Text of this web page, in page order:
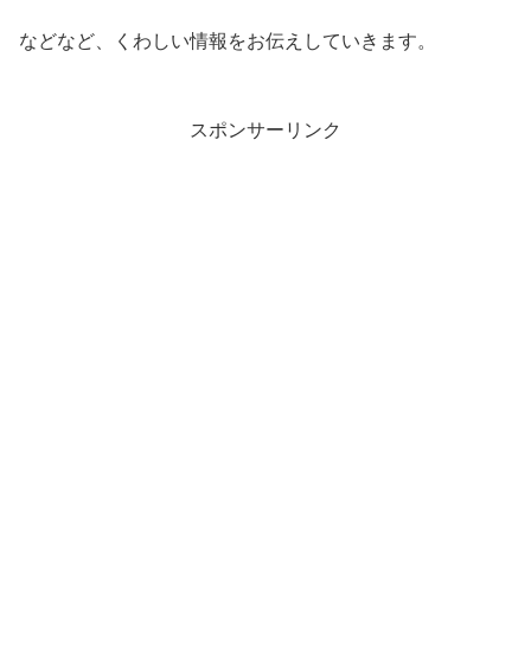
などなど、くわしい情報をお伝えしていきます。
スポンサーリンク